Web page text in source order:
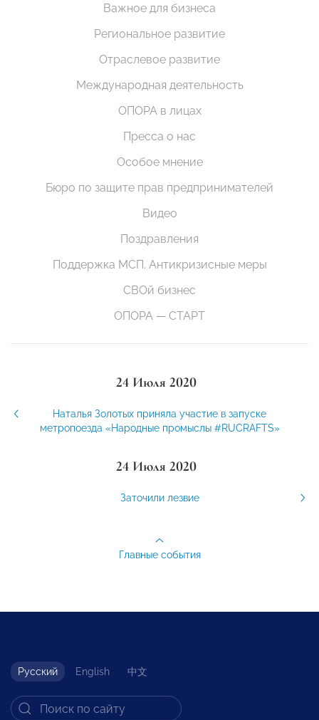
Важное для бизнеса
Региональное развитие
Отраслевое развитие
Международная деятельность
ОПОРА в лицах
Пресса о нас
Особое мнение
Бюро по защите прав предпринимателей
Видео
Поздравления
Поддержка МСП. Антикризисные меры
СВОй бизнес
ОПОРА — СТАРТ
24 Июля 2020
Наталья Золотых приняла участие в запуске
метропоезда «Народные промыслы #RUCRAFTS»
24 Июля 2020
Заточили лезвие
Главные события
Русский English 中文